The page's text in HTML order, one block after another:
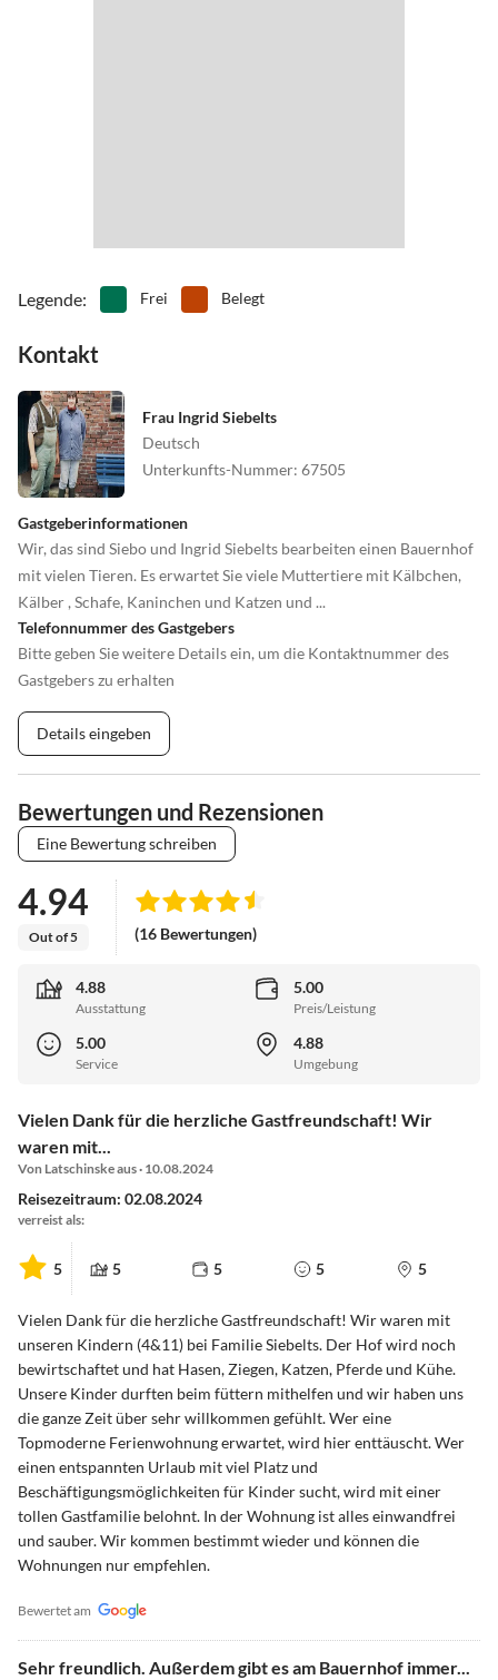
Legende: Frei Belegt
Kontakt
Frau Ingrid Siebelts
Deutsch
Unterkunfts-Nummer: 67505
Gastgeberinformationen
Wir, das sind Siebo und Ingrid Siebelts bearbeiten einen Bauernhof
mit vielen Tieren. Es erwartet Sie viele Muttertiere mit Kälbchen,
Kälber , Schafe, Kaninchen und Katzen und ...
Telefonnummer des Gastgebers
Bitte geben Sie weitere Details ein, um die Kontaktnummer des
Gastgebers zu erhalten
Details eingeben
Bewertungen und Rezensionen
Eine Bewertung schreiben
4.94
Out of 5 (16 Bewertungen)
4.88
Ausstattung
5.00
Preis/Leistung
5.00
Service
4.88
Umgebung
Vielen Dank für die herzliche Gastfreundschaft! Wir
waren mit...
Von Latschinske aus · 10.08.2024
Reisezeitraum: 02.08.2024
verreist als:
5 5 5 5 5
Vielen Dank für die herzliche Gastfreundschaft! Wir waren mit
unseren Kindern (4&11) bei Familie Siebelts. Der Hof wird noch
bewirtschaftet und hat Hasen, Ziegen, Katzen, Pferde und Kühe.
Unsere Kinder durften beim füttern mithelfen und wir haben uns
die ganze Zeit über sehr willkommen gefühlt. Wer eine
Topmoderne Ferienwohnung erwartet, wird hier enttäuscht. Wer
einen entspannten Urlaub mit viel Platz und
Beschäftigungsmöglichkeiten für Kinder sucht, wird mit einer
tollen Gastfamilie belohnt. In der Wohnung ist alles einwandfrei
und sauber. Wir kommen bestimmt wieder und können die
Wohnungen nur empfehlen.
Bewertet am
Sehr freundlich. Außerdem gibt es am Bauernhof immer...